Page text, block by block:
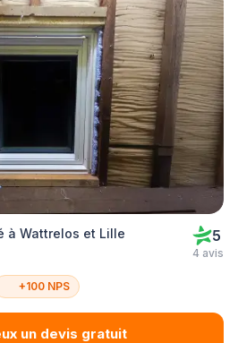
à Wattrelos et Lille 5
4 avis
+100 NPS
un devis gratuit